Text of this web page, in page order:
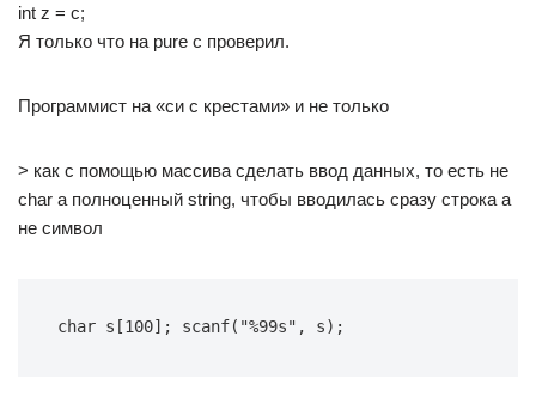
int z = c;
Я только что на pure c проверил.
Программист на «си с крестами» и не только
> как с помощью массива сделать ввод данных, то есть не
char а полноценный string, чтобы вводилась сразу строка а
не символ
char s[100]; scanf("%99s", s);